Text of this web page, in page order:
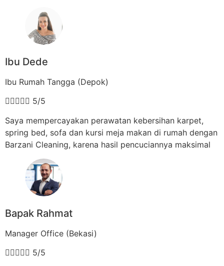
Ibu Dede
Ibu Rumah Tangga (Depok)
 5/5
Saya mempercayakan perawatan kebersihan karpet,
spring bed, sofa dan kursi meja makan di rumah dengan
Barzani Cleaning, karena hasil pencuciannya maksimal
Bapak Rahmat
Manager Office (Bekasi)
 5/5